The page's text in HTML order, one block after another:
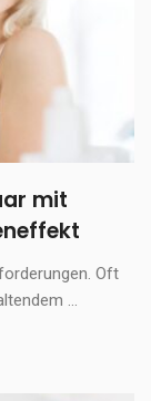
mit
Oft
...